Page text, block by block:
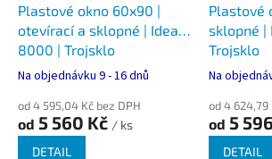
Plastové okno 60x90 |
otevírací a sklopné | Ideal
8000 | Trojsklo
Na objednávku 9 - 16 dnů
od 4 595,04 Kč bez DPH
od 5 560 Kč / ks
DETAIL
Plastové
sklopné |
Trojsklo
Na
od 4 624,79
od 5
DETAIL